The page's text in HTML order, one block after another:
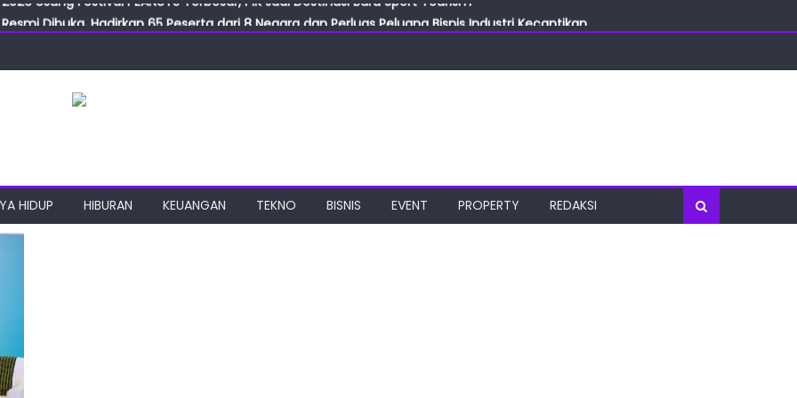
Dibuka, Hadirkan 65 Peserta dari 8 Negara dan Perluas Peluang Bisnis Industri Kecantikan
Usung Festival PEANUTS Terbesar, PIK Jadi Destinasi Baru Sport Tourism
HIDUP HIBURAN KEUANGAN TEKNO BISNIS EVENT PROPERTY REDAKSI